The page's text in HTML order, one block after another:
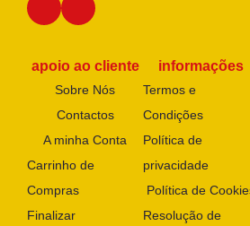
apoio ao cliente
Sobre Nós
Contactos
A minha Conta
Carrinho de
Compras
Finalizar
informações
Termos e
Condições
Política de
privacidade
Política de
Resolução de